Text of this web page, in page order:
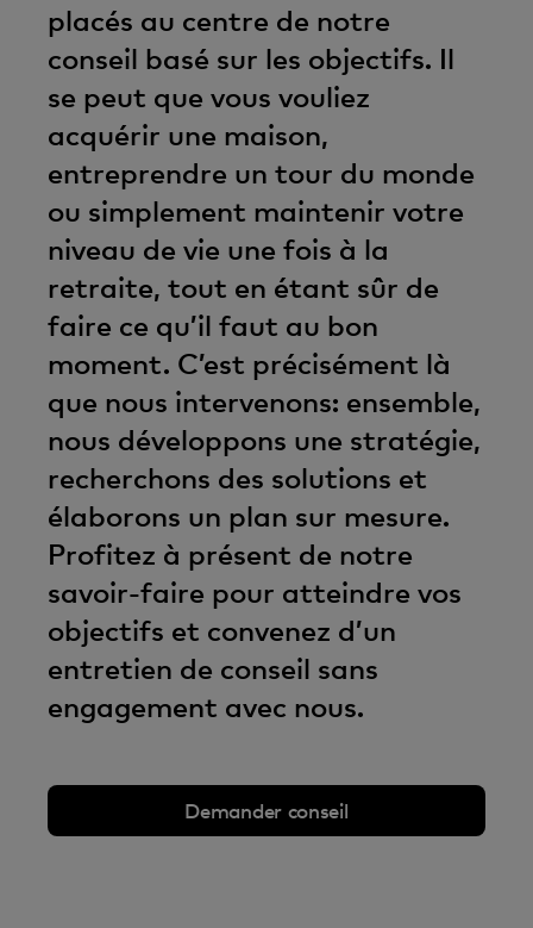
placés au centre de notre
conseil basé sur les objectifs. Il
se peut que vous vouliez
acquérir une maison,
entreprendre un tour du monde
ou simplement maintenir votre
niveau de vie une fois à la
retraite, tout en étant sûr de
faire ce qu’il faut au bon
moment. C’est précisément là
que nous intervenons: ensemble,
nous développons une stratégie,
recherchons des solutions et
élaborons un plan sur mesure.
Profitez à présent de notre
savoir-faire pour atteindre vos
objectifs et convenez d’un
entretien de conseil sans
engagement avec nous.
Demander conseil